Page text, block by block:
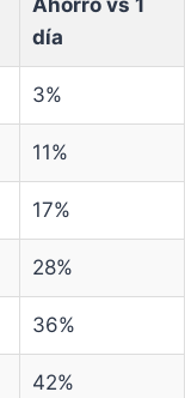
Ahorro vs 1
día
3%
11%
17%
28%
36%
42%